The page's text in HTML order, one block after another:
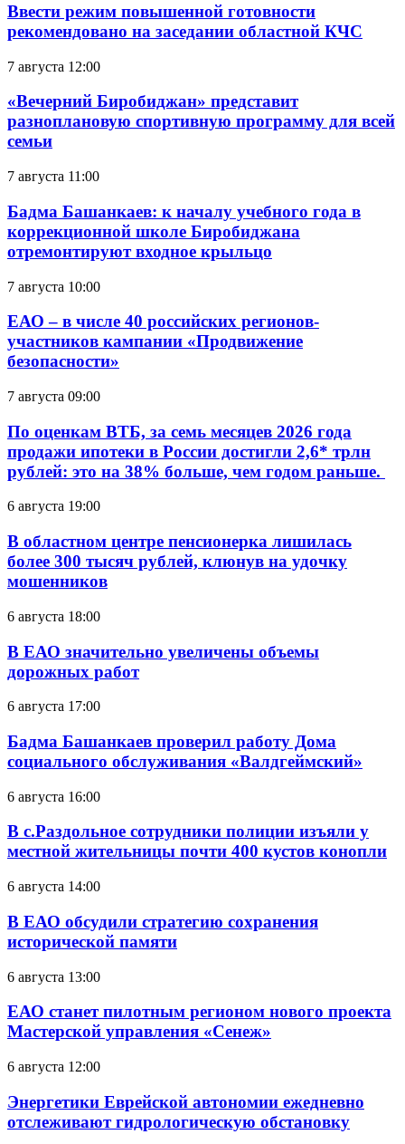
Ввести режим повышенной готовности
рекомендовано на заседании областной КЧС
7 августа 12:00
«Вечерний Биробиджан» представит
разноплановую спортивную программу для всей
семьи
7 августа 11:00
Бадма Башанкаев: к началу учебного года в
коррекционной школе Биробиджана
отремонтируют входное крыльцо
7 августа 10:00
ЕАО – в числе 40 российских регионов-
участников кампании «Продвижение
безопасности»
7 августа 09:00
По оценкам ВТБ, за семь месяцев 2026 года
продажи ипотеки в России достигли 2,6* трлн
рублей: это на 38% больше, чем годом раньше.
6 августа 19:00
В областном центре пенсионерка лишилась
более 300 тысяч рублей, клюнув на удочку
мошенников
6 августа 18:00
В ЕАО значительно увеличены объемы
дорожных работ
6 августа 17:00
Бадма Башанкаев проверил работу Дома
социального обслуживания «Валдгеймский»
6 августа 16:00
В с.Раздольное сотрудники полиции изъяли у
местной жительницы почти 400 кустов конопли
6 августа 14:00
В ЕАО обсудили стратегию сохранения
исторической памяти
6 августа 13:00
ЕАО станет пилотным регионом нового проекта
Мастерской управления «Сенеж»
6 августа 12:00
Энергетики Еврейской автономии ежедневно
отслеживают гидрологическую обстановку